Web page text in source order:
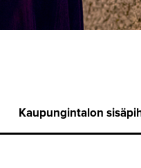
Kaupungintalon